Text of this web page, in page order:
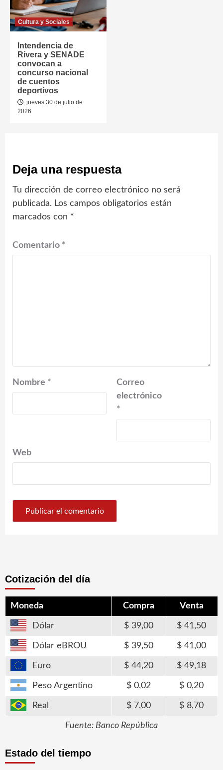
Cultura y Sociales
Intendencia de
Rivera y SENADE
convocan a
concurso nacional
de cuentos
deportivos
jueves 30 de julio de
2026
Deja una respuesta
Tu dirección de correo electrónico no será
publicada. Los campos obligatorios están
marcados con *
Comentario *
Nombre *
Correo
electrónico
*
Web
Cotización del día
Moneda Compra Venta
Dólar 39,00 41,50
Dólar eBROU 39,50 41,00
Euro 44,20 49,18
Peso Argentino 0,02 0,20
Real 7,00 8,70
Fuente: Banco República
Estado del tiempo